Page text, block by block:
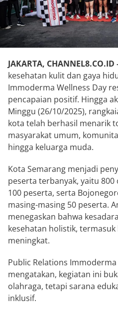
JAKARTA, CHANNEL8.CO.ID
kesehatan kulit dan gaya
Immoderma Wellness Day
pencapaian positif. Hingga
Minggu (26/10/2025),
kota telah berhasil menarik
masyarakat umum,
hingga keluarga muda.
Kota Semarang menjadi
peserta terbanyak, yaitu
100 peserta, serta
masing-masing 50 peserta.
menegaskan bahwa
kesehatan holistik,
meningkat.
Public Relations
mengatakan, kegiatan ini
olahraga, tetapi sarana
inklusif.